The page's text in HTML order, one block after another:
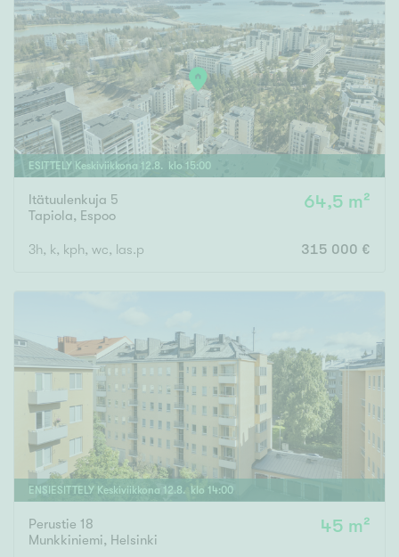
ESITTELY Keskiviikkona 12.8. klo 15:00
Itätuulenkuja 5
Tapiola, Espoo
64,5 m²
3h, k, kph, wc, las.p 315 000 €
ENSIESITTELY Keskiviikkona 12.8. klo 14:00
Perustie 18
Munkkiniemi, Helsinki
45 m²